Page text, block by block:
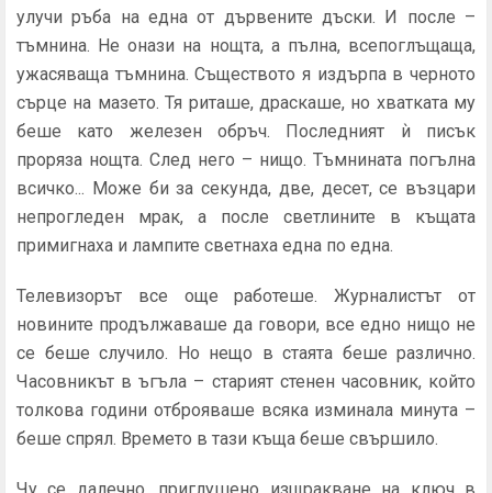
улучи ръба на една от дървените дъски. И после –
тъмнина. Не онази на нощ­та, а пълна, всепоглъщаща,
ужасяваща тъмнина. Съществото я издърпа в черното
сърце на мазето. Тя риташе, драскаше, но хватката му
беше като железен обръч. Последният ѝ писък
проряза нощта. След него – нищо. Тъмнината погълна
всичко... Може би за секунда, две, десет, се възцари
непрогледен мрак, а после светлините в къщата
примигнаха и лампите светнаха една по една.
Телевизорът все още работеше. Журналистът от
новините продължаваше да говори, все едно нищо не
се беше случило. Но нещо в стаята беше различно.
Часовникът в ъгъла – старият сте­нен часовник, който
толкова години отброяваше всяка изминала минута –
беше спрял. Времето в тази къща беше свършило.